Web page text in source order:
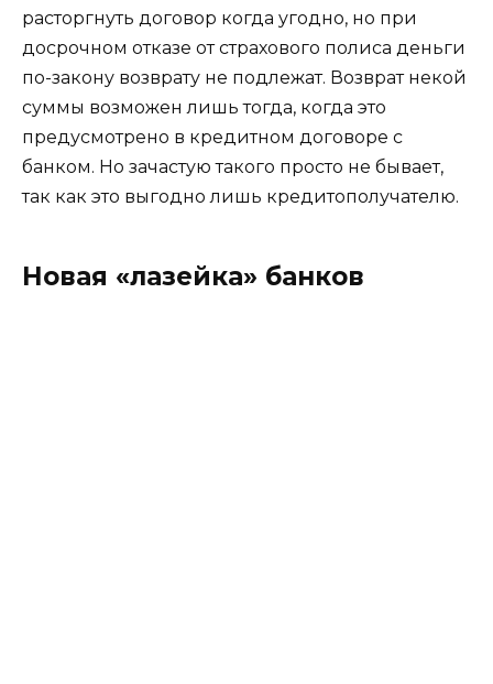
расторгнуть договор когда угодно, но при
досрочном отказе от страхового полиса деньги
по-закону возврату не подлежат. Возврат некой
суммы возможен лишь тогда, когда это
предусмотрено в кредитном договоре с
банком. Но зачастую такого просто не бывает,
так как это выгодно лишь кредитополучателю.
Новая «лазейка» банков